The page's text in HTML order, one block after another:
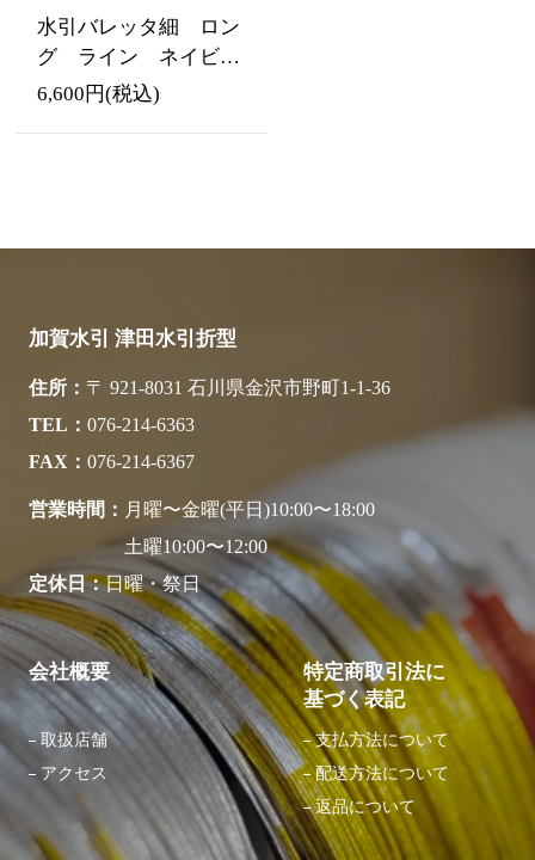
水引バレッタ細 ロン
グ ライン ネイビー
&グレー
6,600円(税込)
加賀水引 津田水引折型
住所
〒 921-8031 石川県金沢市野町1-1-36
TEL
076-214-6363
FAX
076-214-6367
営業時間
月曜〜金曜(平日)10:00〜18:00
土曜10:00〜12:00
定休日
日曜・祭日
会社概要
取扱店舗
アクセス
特定商取引法に
基づく表記
支払方法について
配送方法について
返品について